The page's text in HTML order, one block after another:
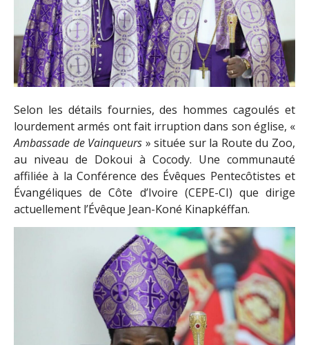
Selon les détails fournies, des hommes cagoulés et
lourdement armés ont fait irruption dans son église, «
Ambassade de Vainqueurs » située sur la Route du Zoo,
au niveau de Dokoui à Cocody. Une communauté
affiliée à la Conférence des Évêques Pentecôtistes et
Évangéliques de Côte d’Ivoire (CEPE-CI) que dirige
actuellement l’Évêque Jean-Koné Kinapkéffan.